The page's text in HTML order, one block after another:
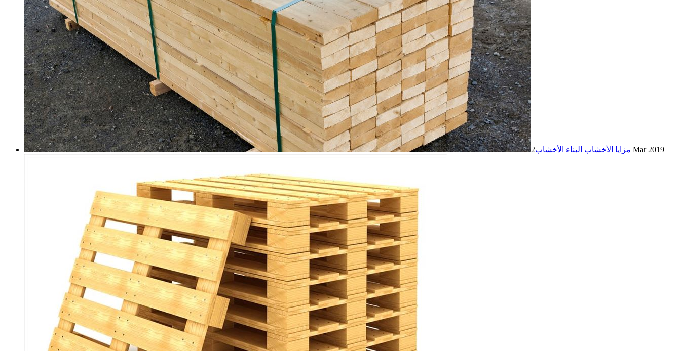
مزايا الأخشاب البناء الأخشاب 2 Mar 2019